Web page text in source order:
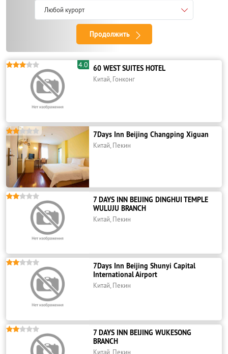
Любой курорт
Продолжить
 4.0 60 WEST SUITES HOTEL
Китай, Гонконг
 7Days Inn Beijing Changping Xiguan
Китай, Пекин

7 DAYS INN BEIJING DINGHUI TEMPLE
WULUJU BRANCH
Китай, Пекин

7Days Inn Beijing Shunyi Capital
International Airport
Китай, Пекин

7 DAYS INN BEIJING WUKESONG
BRANCH
Китай, Пекин